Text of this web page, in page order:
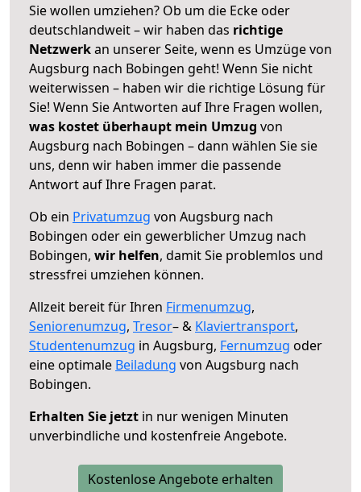
Sie wollen umziehen? Ob um die Ecke oder
deutschlandweit – wir haben das richtige
Netzwerkan unserer Seite, wenn es Umzüge von
Augsburg nach Bobingen geht! Wenn Sie nicht
weiterwissen – haben wir die richtige Lösung für
Sie! Wenn Sie Antworten auf Ihre Fragen wollen,
was kostet überhaupt mein Umzug von
Augsburg nach Bobingen – dann wählen Sie sie
uns, denn wir haben immer die passende
Antwort auf Ihre Fragen parat.
Ob ein Privatumzug von Augsburg nach
Bobingen oder ein gewerblicher Umzug nach
Bobingen, wir helfen, damit Sie problemlos und
stressfrei umziehen können.
Allzeit bereit für Ihren Firmenumzug,
Seniorenumzug, Tresor– & Klaviertransport,
Studentenumzug in Augsburg, Fernumzug oder
eine optimale Beiladung von Augsburg nach
Bobingen.
Erhalten Sie jetzt in nur wenigen Minuten
unverbindliche und kostenfreie Angebote.
Kostenlose Angebote erhalten